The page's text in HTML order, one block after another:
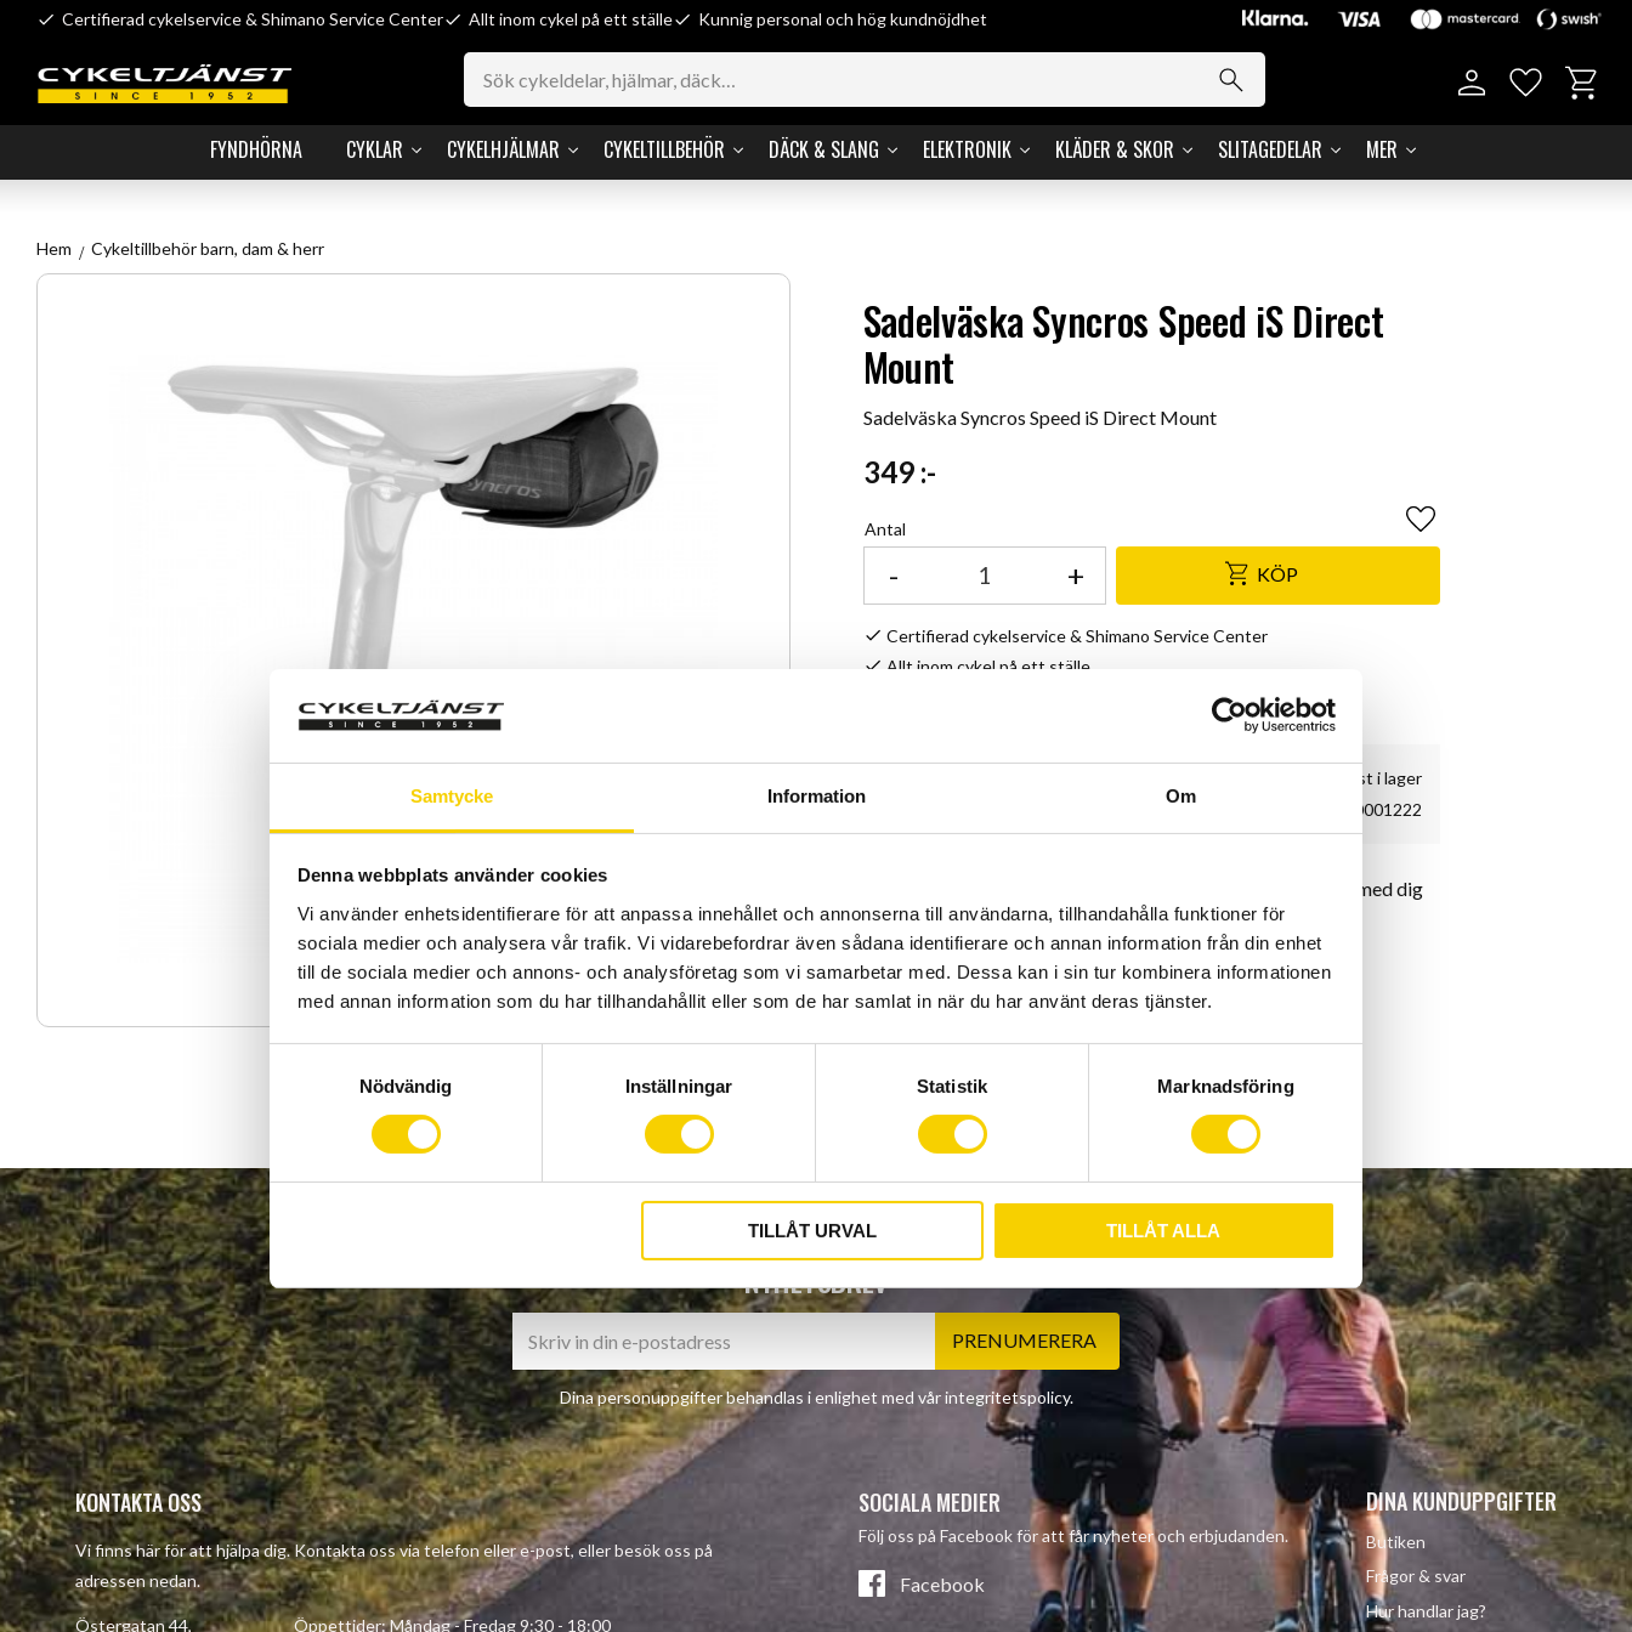
Samtycke Information Om
Denna webbplats använder cookies
Vi använder enhetsidentifierare för att anpassa innehållet och annonserna till användarna, tillhandahålla funktioner för
sociala medier och analysera vår trafik. Vi vidarebefordrar även sådana identifierare och annan information från din enhet
till de sociala medier och annons- och analysföretag som vi samarbetar med. Dessa kan i sin tur kombinera informationen
med annan information som du har tillhandahållit eller som de har samlat in när du har använt deras tjänster.
y
c
k
e
s
v
a
l
Nödvändig Inställningar Statistik Marknadsföring
TILLÅT URVAL TILLÅT ALLA
Certifierad cykelservice & Shimano Service Center Allt inom cykel på ett ställe Kunnig personal och hög kundnöjdhet
FYNDHÖRNA CYKLAR CYKELHJÄLMAR CYKELTILLBEHÖR DÄCK & SLANG ELEKTRONIK KLÄDER & SKOR SLITAGEDELAR MER
Favoriter
Hem Cykeltillbehör barn, dam & herr
Sadelväska Syncros Speed iS Direct
Mount
Sadelväska Syncros Speed iS Direct Mount
349:-
Antal
+
- KÖP
Lägg till i favoriter
Certifierad cykelservice & Shimano Service Center
Allt inom cykel på ett ställe
3 st i lager
2758270001222
Mycket liten och smidig sadelväska från Syncros där du får med dig
det lilla som behövs för att ta dig hem efter till exempel en
punktering.
NYHETSBREV
PRENUMERERA
Dina personuppgifter behandlas i enlighet med vårintegritetspolicy.
KONTAKTA OSS
Vi finns här för att hjälpa dig. Kontakta oss via telefon eller e-post, eller besök oss på
adressen nedan.
Östergatan 44, Öppettider: Måndag - Fredag 9:30 - 18:00
SOCIALA MEDIER
Följ oss på Facebook för att får nyheter och erbjudanden.
Facebook
DINA KUNDUPPGIFTER
Butiken
Frågor & svar
Hur handlar jag?